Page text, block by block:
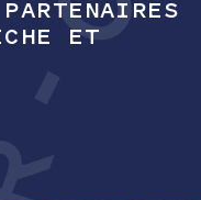
ET